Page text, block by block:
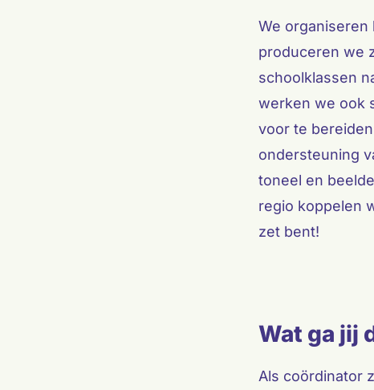
We organiseren
produceren we
schoolklassen
werken we ook
voor te
ondersteuning
toneel en
regio koppelen
zet bent!
Wat ga jij
Als coördinator